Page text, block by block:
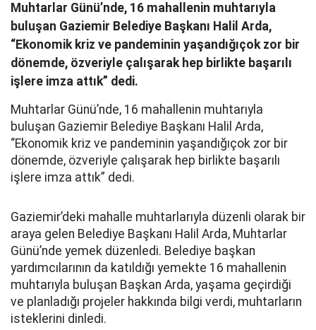
Muhtarlar Günü’nde, 16 mahallenin muhtarıyla
buluşan Gaziemir Belediye Başkanı Halil Arda,
“Ekonomik kriz ve pandeminin yaşandığıçok zor bir
dönemde, özveriyle çalışarak hep birlikte başarılı
işlere imza attık” dedi.
Muhtarlar Günü’nde, 16 mahallenin muhtarıyla
buluşan Gaziemir Belediye Başkanı Halil Arda,
“Ekonomik kriz ve pandeminin yaşandığıçok zor bir
dönemde, özveriyle çalışarak hep birlikte başarılı
işlere imza attık” dedi.
Gaziemir’deki mahalle muhtarlarıyla düzenli olarak bir
araya gelen Belediye Başkanı Halil Arda, Muhtarlar
Günü’nde yemek düzenledi. Belediye başkan
yardımcılarının da katıldığı yemekte 16 mahallenin
muhtarıyla buluşan Başkan Arda, yaşama geçirdiği
ve planladığı projeler hakkında bilgi verdi, muhtarların
isteklerini dinledi.